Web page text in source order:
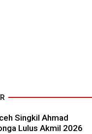
Singkil Ahmad
Lulus Akmil 2026